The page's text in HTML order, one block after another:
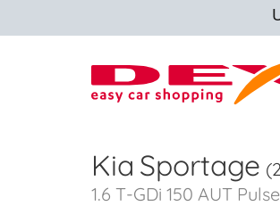
Kia Sportage
1.6 T-GDi 150 AUT